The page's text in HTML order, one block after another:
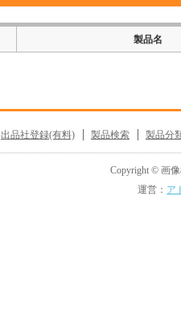
製品名
出品社登録(有料) 製品検索 製品分
Copyright © 画像
運営： ア